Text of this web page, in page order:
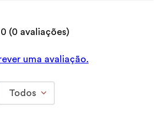
(0 avaliações)
uma avaliação.
Todos